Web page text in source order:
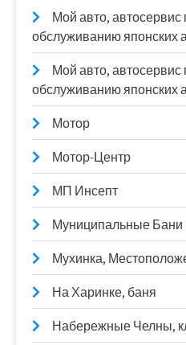
Мой авто, автосервис
обслуживанию японских
Мой авто, автосервис
обслуживанию японских
Мотор
Мотор-Центр
МП Инсепт
Муниципальные Бани
Мухинка,
На Харинке, баня
Набережные Челны,